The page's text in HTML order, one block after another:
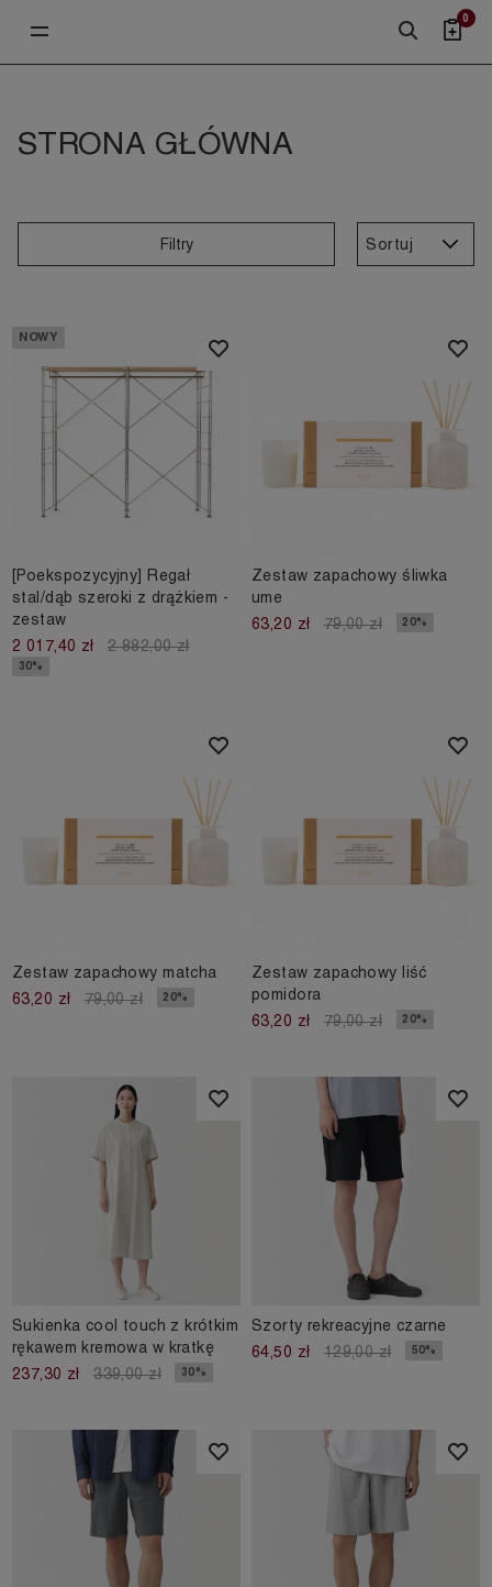
0
STRONA GŁÓWNA
Filtry Sortuj
NOWY
[Poekspozycyjny] Regał
stal/dąb szeroki z drążkiem -
zestaw
2 017,40 zł
2 882,00 zł
30%
Zestaw zapachowy śliwka
ume
63,20 zł
79,00 zł 20%
Zestaw zapachowy matcha
63,20 zł
79,00 zł 20%
Zestaw zapachowy liść
pomidora
63,20 zł
79,00 zł 20%
Sukienka cool touch z krótkim
rękawem kremowa w kratkę
237,30 zł
339,00 zł 30%
Szorty rekreacyjne czarne
64,50 zł
129,00 zł 50%